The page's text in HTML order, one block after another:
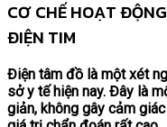
CƠ CHẾ HOẠT
ĐIỆN TIM
Điện tâm đồ là một xét
sở y tế hiện nay. Đây là
giản, không gây cảm